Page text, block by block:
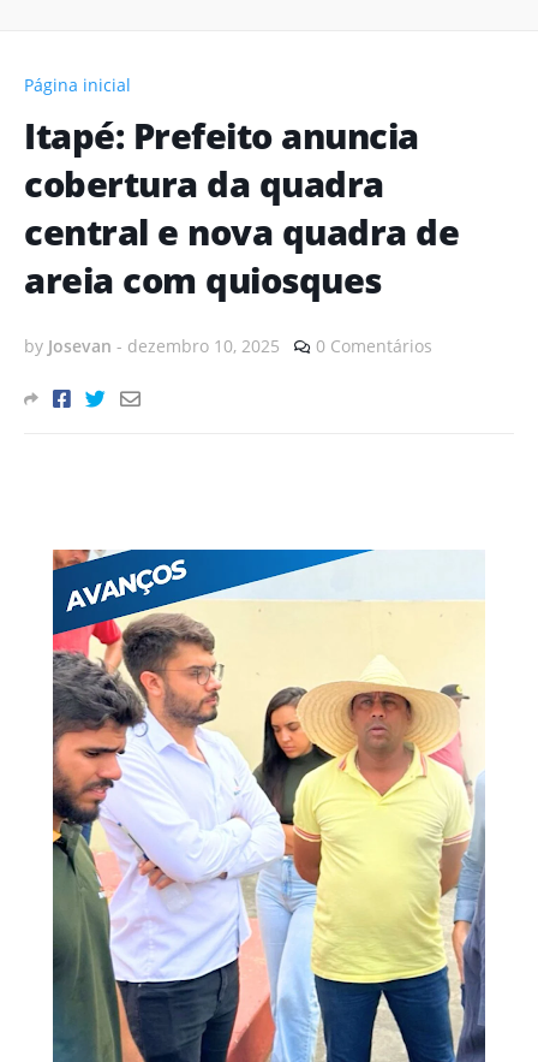
Página inicial
Itapé: Prefeito anuncia
cobertura da quadra
central e nova quadra de
areia com quiosques
by Josevan - dezembro 10, 2025 0 Comentários